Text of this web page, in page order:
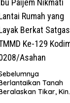
Tanah
Tikar, Kini